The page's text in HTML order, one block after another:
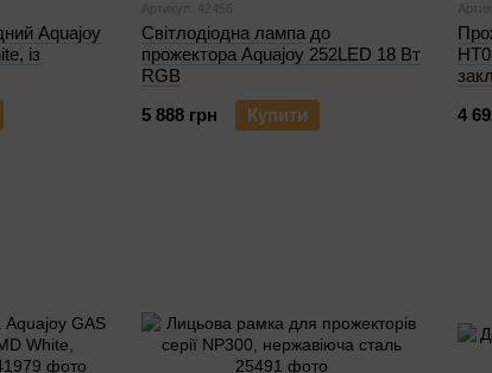
Aquajoy
із
Артикул: 42456
Світлодіодна лампа до
прожектора Aquajoy 252LED 18 Вт
RGB
5 888 грн
Купити
4